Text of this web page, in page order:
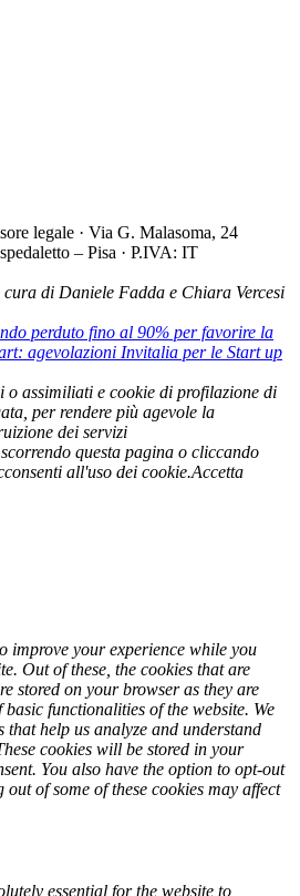
legale · Via G. Malasoma, 24
– Pisa · P.IVA: IT
di Daniele Fadda e Chiara Vercesi
perduto fino al 90% per favorire la
agevolazioni Invitalia per le Start up
o assimiliati e cookie di profilazione di
per rendere più agevole la
dei servizi
questa pagina o cliccando
all'uso dei cookie.Accetta
improve your experience while you
Out of these, the cookies that are
stored on your browser as they are
functionalities of the website. We
that help us analyze and understand
cookies will be stored in your
You also have the option to opt-out
of some of these cookies may affect
essential for the website to